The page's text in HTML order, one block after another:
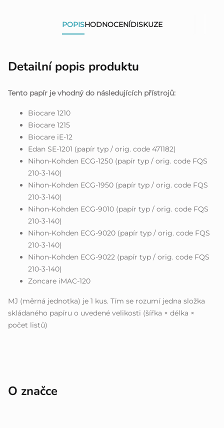
POPISHODNOCENÍDISKUZE
Detailní popis produktu
Tento papír je vhodný do následujících přístrojů:
Biocare 1210
Biocare 1215
Biocare iE-12
Edan SE-1201 (papír typ / orig. code 471182)
Nihon-Kohden ECG-1250 (papír typ / orig. code FQS
210-3-140)
Nihon-Kohden ECG-1950 (papír typ / orig. code FQS
210-3-140)
Nihon-Kohden ECG-9010 (papír typ / orig. code FQS
210-3-140)
Nihon-Kohden ECG-9020 (papír typ / orig. code FQS
210-3-140)
Nihon-Kohden ECG-9022 (papír typ / orig. code FQS
210-3-140)
Zoncare iMAC-120
MJ (měrná jednotka) je 1 kus. Tím se rozumí jedna složka
skládaného papíru o uvedené velikosti (šířka × délka ×
počet listů)
O značce